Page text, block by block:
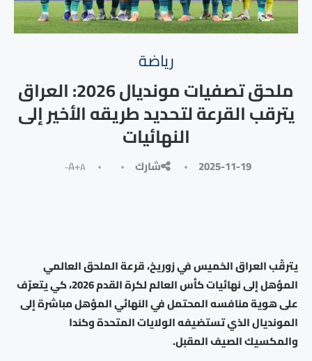
رياضة
ملحق تصفيات مونديال 2026: العراق
يترقب القرعة لتحديد طريقه الأخير إلى
النهائيات
2025-11-19 شارك A+A-
يترقّب العراق الخميس في زوريخ، قرعة الملحق العالمي
المؤهل إلى نهائيات كأس العالم لكرة القدم 2026، كي يتعرّف
على هوية منافسه المحتمل في النهائي المؤهل مباشرة إلى
المونديال الذي تستضيفه الولايات المتحدة وكندا
والمكسيك الصيف المقبل.